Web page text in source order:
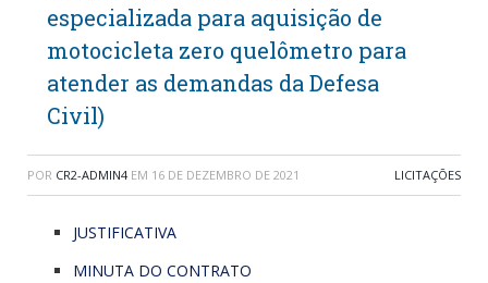
especializada para aquisição de
motocicleta zero quelômetro para
atender as demandas da Defesa
Civil)
POR CR2-ADMIN4 EM 16 DE DEZEMBRO DE 2021 LICITAÇÕES
JUSTIFICATIVA
MINUTA DO CONTRATO